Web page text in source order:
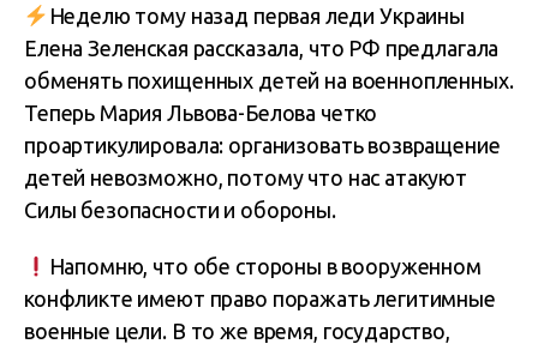
Неделю тому назад первая леди Украины
Елена Зеленская рассказала, что РФ предлагала
обменять похищенных детей на военнопленных.
Теперь Мария Львова-Белова четко
проартикулировала: организовать возвращение
детей невозможно, потому что нас атакуют
Силы безопасности и обороны.
Напомню, что обе стороны в вооруженном
конфликте имеют право поражать легитимные
военные цели. В то же время, государство,